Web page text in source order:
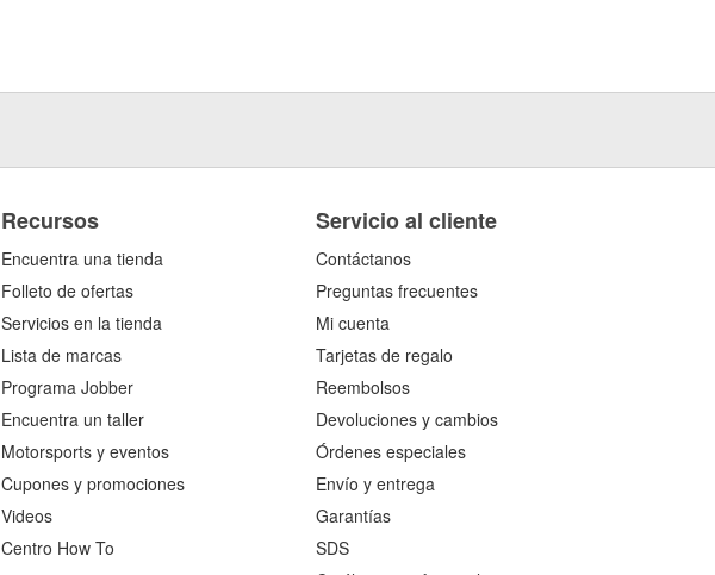
Recursos
Encuentra una tienda
Folleto de ofertas
Servicios en la tienda
Lista de marcas
Programa Jobber
Encuentra un taller
Motorsports y eventos
Cupones y promociones
Videos
Centro How To
Servicio al cliente
Contáctanos
Preguntas frecuentes
Mi cuenta
Tarjetas de regalo
Reembolsos
Devoluciones y cambios
Órdenes especiales
Envío y entrega
Garantías
SDS